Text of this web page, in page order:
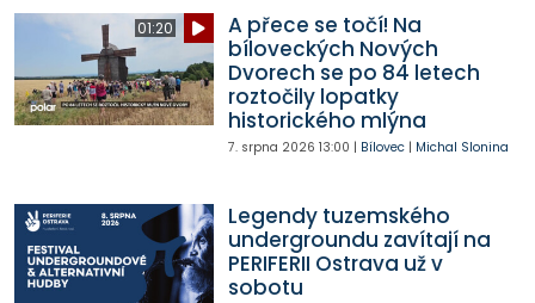
01:20
A přece se točí! Na
bíloveckých Nových
Dvorech se po 84 letech
roztočily lopatky
historického mlýna
7. srpna 2026 13:00 | Bílovec| Michal Slonina
Legendy tuzemského
undergroundu zavítají na
PERIFERII Ostrava už v
sobotu